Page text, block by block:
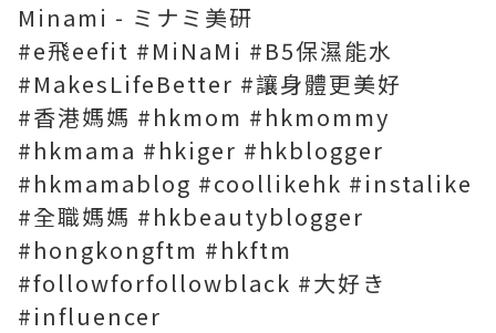
Minami - ミナミ美研
#e飛eefit #MiNaMi #B5保濕能水
#MakesLifeBetter #讓身體更美好
#香港媽媽 #hkmom #hkmommy
#hkmama #hkiger #hkblogger
#hkmamablog #coollikehk #instalike
#全職媽媽 #hkbeautyblogger
#hongkongftm #hkftm
#followforfollowblack #大好き
#influencer